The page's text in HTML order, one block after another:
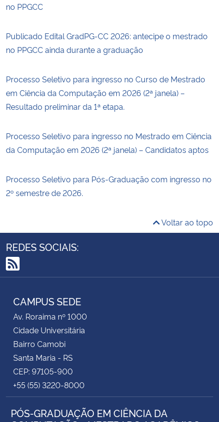
no PPGCC
Publicado Edital GradPG-CC 2026: antecipe o mestrado
no PPGCC ainda durante a graduação
Processo Seletivo para ingresso no Curso de Mestrado
em Ciência da Computação em 2026 (2ª janela) –
Resultado preliminar da 1ª etapa.
Processo Seletivo para ingresso no Mestrado em Ciência
da Computação em 2026 (2ª janela) – Candidatos aptos
Processo Seletivo para Pós-Graduação com ingresso no
2º semestre de 2026.
Voltar ao topo
REDES SOCIAIS:
RSS
CAMPUS SEDE
Av. Roraima nº 1000
Cidade Universitária
Bairro Camobi
Santa Maria - RS
CEP: 97105-900
+55 (55) 3220-8000
PÓS-GRADUAÇÃO EM CIÊNCIA DA